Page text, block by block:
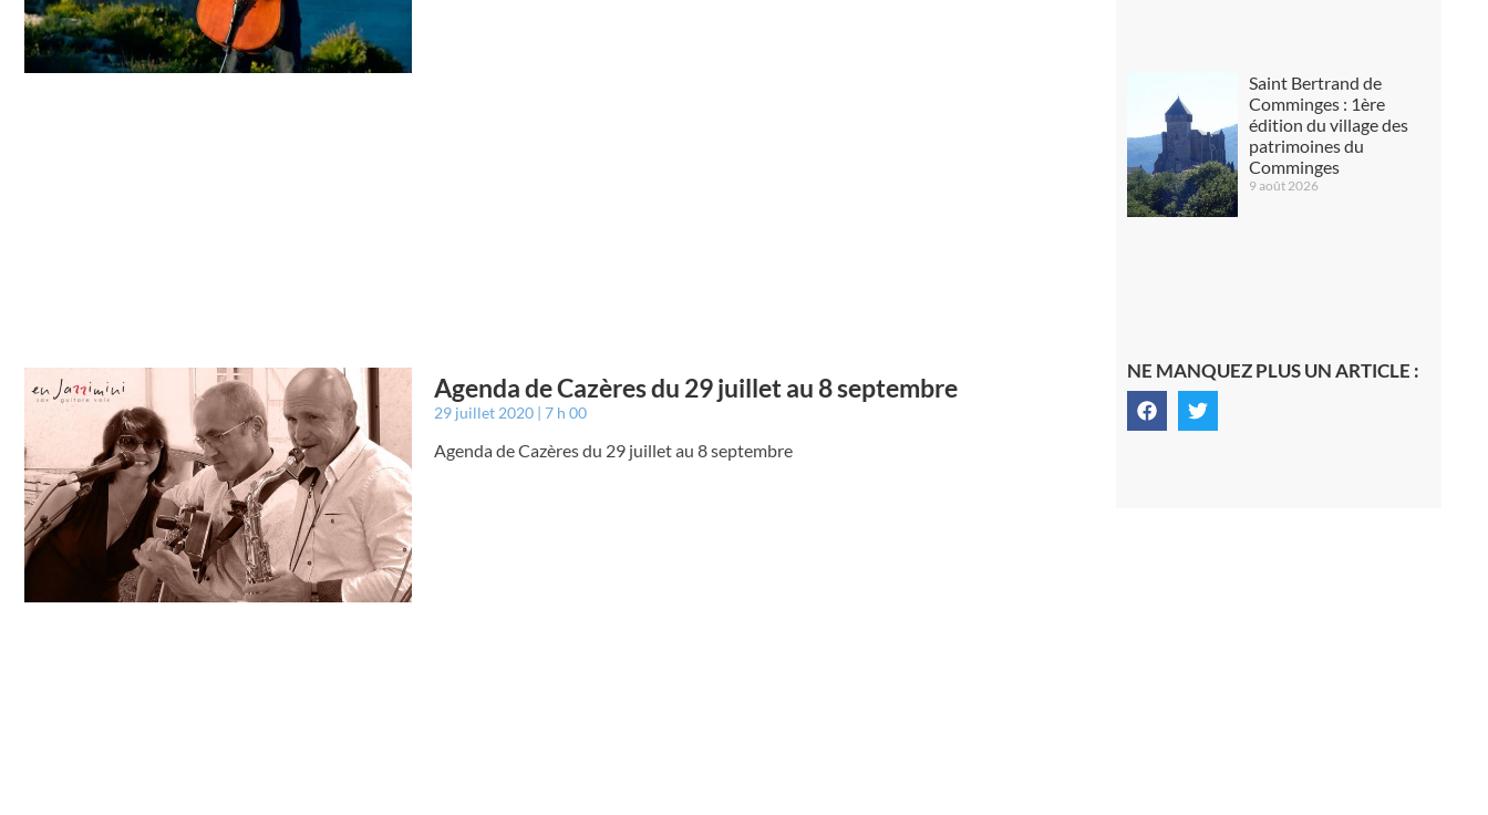
Agenda de Cazères du 29 juillet au 8 septembre
29 juillet 2020 7 h 00
Agenda de Cazères du 29 juillet au 8 septembre
Saint Bertrand de
Comminges : 1ère
édition du village des
patrimoines du
Comminges
9 août 2026
NE MANQUEZ PLUS UN ARTICLE :